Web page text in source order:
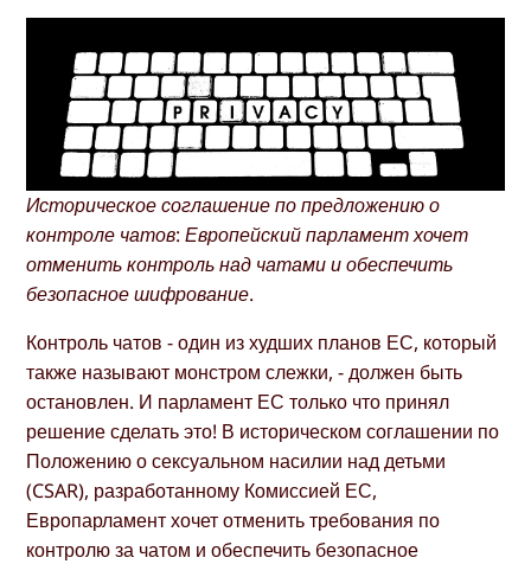
Историческое соглашение по предложению о
контроле чатов: Европейский парламент хочет
отменить контроль над чатами и обеспечить
безопасное шифрование.
Контроль чатов - один из худших планов ЕС, который
также называют монстром слежки, - должен быть
остановлен. И парламент ЕС только что принял
решение сделать это! В историческом соглашении по
Положению о сексуальном насилии над детьми
(CSAR), разработанному Комиссией ЕС,
Европарламент хочет отменить требования по
контролю за чатом и обеспечить безопасное